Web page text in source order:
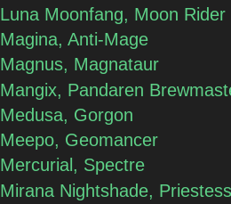
Luna Moonfang, Moon Rider
Magina, Anti-Mage
Magnus, Magnataur
Mangix, Pandaren
Medusa, Gorgon
Meepo, Geomancer
Mercurial, Spectre
Mirana Nightshade,